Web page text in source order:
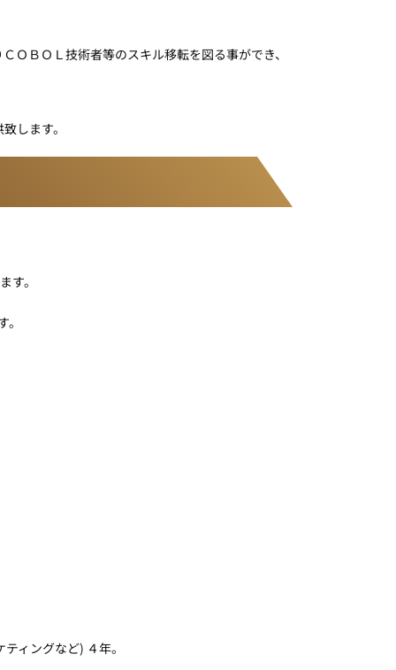
ＯＢＯＬ技術者等のスキル移転を図る事ができ、
します。
す。
ィングなど) ４年。